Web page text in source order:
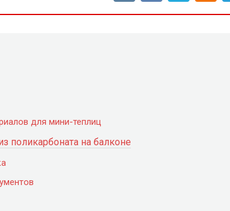
для мини-теплиц
поликарбоната на балконе